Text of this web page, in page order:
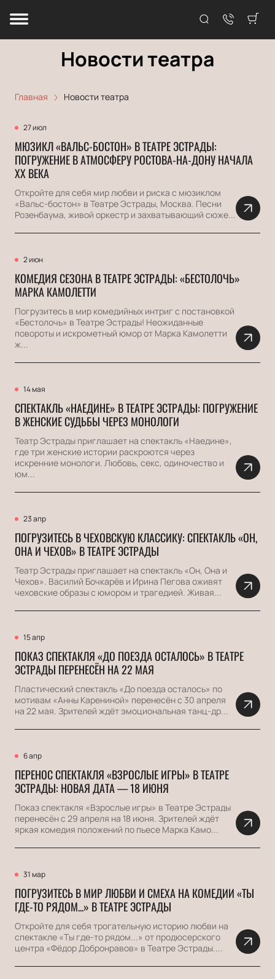
Новости театра
Главная Новости театра
27 июл
МЮЗИКЛ «ВАЛЬС-БОСТОН» В ТЕАТРЕ ЭСТРАДЫ:
ПОГРУЖЕНИЕ В АТМОСФЕРУ РОСТОВА-НА-ДОНУ НАЧАЛА
ХХ ВЕКА
Откройте для себя мир любви и риска с мюзиклом
«Вальс-бостон» в Театре Эстрады, Москва. Песни
Розенбаума, живой оркестр и захватывающий сюже...
2 июн
КОМЕДИЯ СЕЗОНА В ТЕАТРЕ ЭСТРАДЫ: «БЕСТОЛОЧЬ»
МАРКА КАМОЛЕТТИ
Погрузитесь в мир комедийных интриг с постановкой
«Бестолочь» в Театре Эстрады! Неожиданные
повороты и искрометный юмор от Марка Камолетти
ж...
14 мая
СПЕКТАКЛЬ «НАЕДИНЕ» В ТЕАТРЕ ЭСТРАДЫ: ПОГРУЖЕНИЕ
В ЖЕНСКИЕ СУДЬБЫ ЧЕРЕЗ МОНОЛОГИ
Театр Эстрады приглашает на спектакль «Наедине»,
где три женские истории раскроются через
искренние монологи. Любовь, секс, одиночество и
юм...
23 апр
ПОГРУЗИТЕСЬ В ЧЕХОВСКУЮ КЛАССИКУ: СПЕКТАКЛЬ «ОН,
ОНА И ЧЕХОВ» В ТЕАТРЕ ЭСТРАДЫ
Театр Эстрады приглашает на спектакль «Он, Она и
Чехов». Василий Бочкарёв и Ирина Пегова оживят
чеховские образы с юмором и трагедией. Живая...
15 апр
ПОКАЗ СПЕКТАКЛЯ «ДО ПОЕЗДА ОСТАЛОСЬ» В ТЕАТРЕ
ЭСТРАДЫ ПЕРЕНЕСЁН НА 22 МАЯ
Пластический спектакль «До поезда осталось» по
мотивам «Анны Карениной» перенесён с 30 апреля
на 22 мая. Зрителей ждёт эмоциональная танц-др...
6 апр
ПЕРЕНОС СПЕКТАКЛЯ «ВЗРОСЛЫЕ ИГРЫ» В ТЕАТРЕ
ЭСТРАДЫ: НОВАЯ ДАТА — 18 ИЮНЯ
Показ спектакля «Взрослые игры» в Театре Эстрады
перенесён с 29 апреля на 18 июня. Зрителей ждёт
яркая комедия положений по пьесе Марка Камо...
31 мар
ПОГРУЗИТЕСЬ В МИР ЛЮБВИ И СМЕХА НА КОМЕДИИ «ТЫ
ГДЕ-ТО РЯДОМ...» В ТЕАТРЕ ЭСТРАДЫ
Откройте для себя трогательную историю любви на
спектакле «Ты где-то рядом...» от продюсерского
центра «Фёдор Добронравов» в Театре Эстрады....